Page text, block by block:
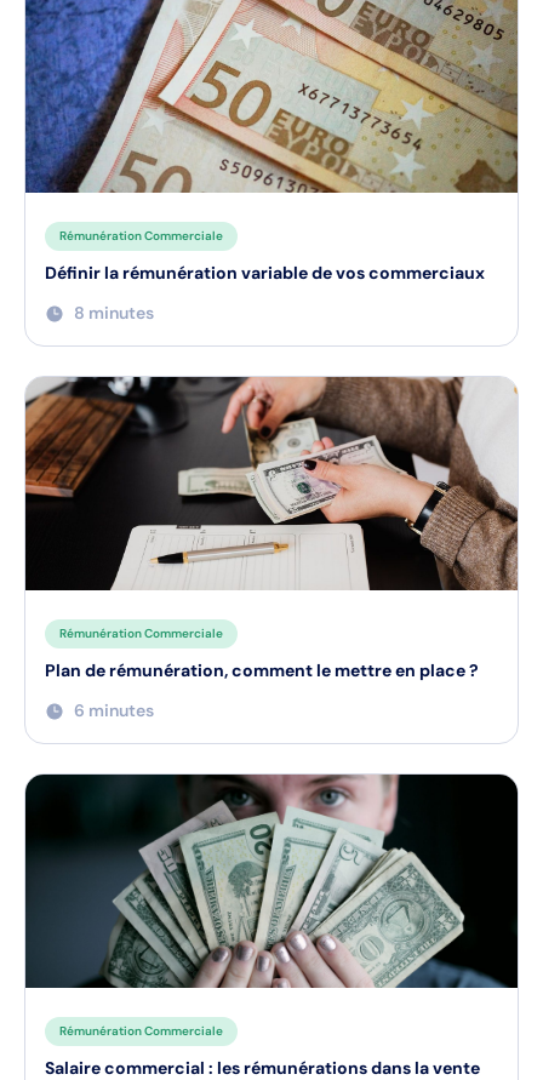
Rémunération Commerciale
Définir la rémunération variable de vos commerciaux
8 minutes
Rémunération Commerciale
Plan de rémunération, comment le mettre en place ?
6 minutes
Rémunération Commerciale
Salaire commercial : les rémunérations dans la vente